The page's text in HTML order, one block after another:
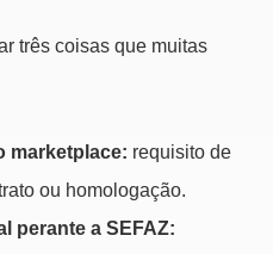
três coisas que muitas
marketplace: requisito de
ou homologação.
perante a SEFAZ: